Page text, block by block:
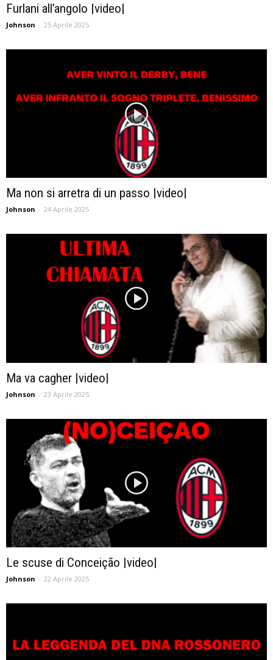
Furlani all’angolo |video|
Johnson - 25 Aprile 2025
Ma non si arretra di un passo |video|
Johnson - 24 Aprile 2025
Ma va cagher |video|
Johnson - 23 Aprile 2025
Le scuse di Conceição |video|
Johnson - 22 Aprile 2025